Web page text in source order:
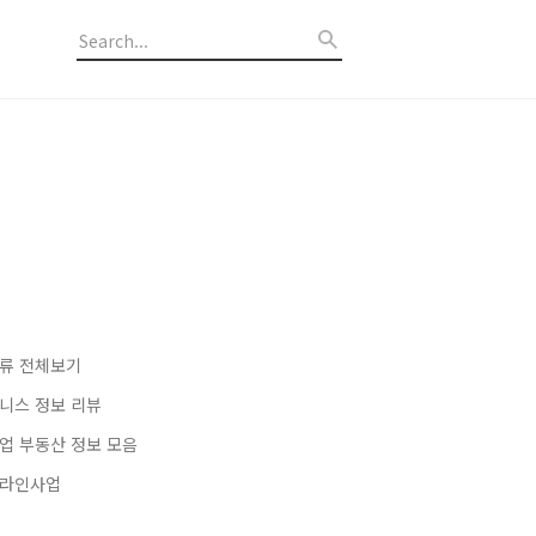
전체보기
스 정보 리뷰
부동산 정보 모음
인사업